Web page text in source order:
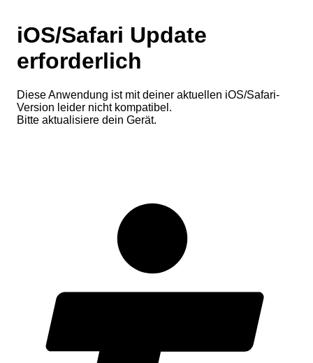
iOS/Safari Update
erforderlich
Diese Anwendung ist mit deiner aktuellen iOS/Safari-
Version leider nicht kompatibel.
Bitte aktualisiere dein Gerät.